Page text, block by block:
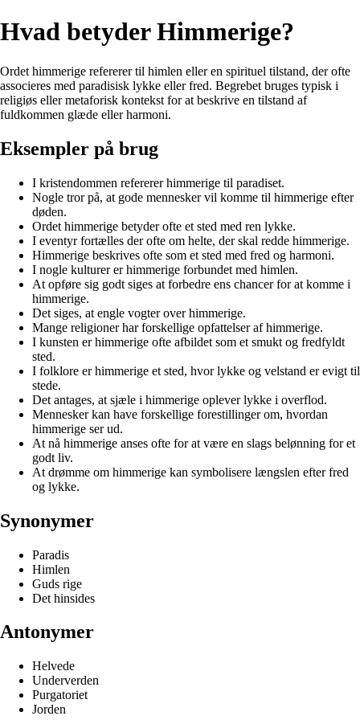
Hvad betyder Himmerige?
Ordet himmerige refererer til himlen eller en spirituel tilstand, der ofte
associeres med paradisisk lykke eller fred. Begrebet bruges typisk i
religiøs eller metaforisk kontekst for at beskrive en tilstand af
fuldkommen glæde eller harmoni.
Eksempler på brug
I kristendommen refererer himmerige til paradiset.
Nogle tror på, at gode mennesker vil komme til himmerige efter
døden.
Ordet himmerige betyder ofte et sted med ren lykke.
I eventyr fortælles der ofte om helte, der skal redde himmerige.
Himmerige beskrives ofte som et sted med fred og harmoni.
I nogle kulturer er himmerige forbundet med himlen.
At opføre sig godt siges at forbedre ens chancer for at komme i
himmerige.
Det siges, at engle vogter over himmerige.
Mange religioner har forskellige opfattelser af himmerige.
I kunsten er himmerige ofte afbildet som et smukt og fredfyldt
sted.
I folklore er himmerige et sted, hvor lykke og velstand er evigt til
stede.
Det antages, at sjæle i himmerige oplever lykke i overflod.
Mennesker kan have forskellige forestillinger om, hvordan
himmerige ser ud.
At nå himmerige anses ofte for at være en slags belønning for et
godt liv.
At drømme om himmerige kan symbolisere længslen efter fred
og lykke.
Synonymer
Paradis
Himlen
Guds rige
Det hinsides
Antonymer
Helvede
Underverden
Purgatoriet
Jorden